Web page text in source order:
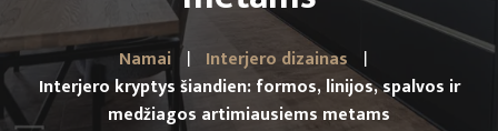
Namai
Interjero dizainas
Interjero kryptys šiandien: formos, linijos, spalvos ir
medžiagos artimiausiems metams